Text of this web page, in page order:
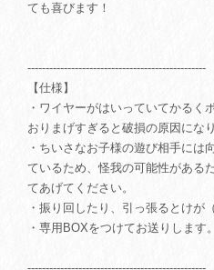
ても喜びます！
-------------------------------------------------
【仕様】
・ワイヤーがはいっていてかるく
おりまげすぎると破損の原因になり
・ちいさなお子様の遊び相手には
ているため、怪我の可能性がある
てあげてください。
・振り回したり、引っ張るとけが
・専用BOXをつけてお送りします。